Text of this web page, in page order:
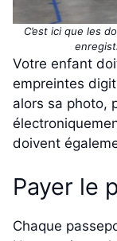
C’est ici que les
Votre enfant
empreintes
alors sa photo,
doivent
Payer le
Chaque